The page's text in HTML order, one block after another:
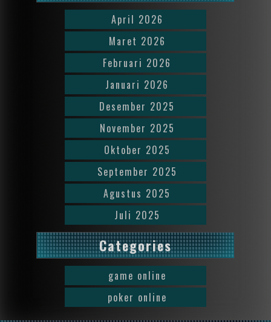
April 2026
Maret 2026
Februari 2026
Januari 2026
Desember 2025
November 2025
Oktober 2025
September 2025
Agustus 2025
Juli 2025
Categories
game online
poker online